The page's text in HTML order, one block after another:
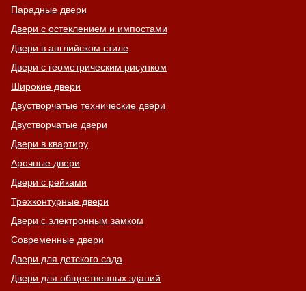
Парадные двери
Двери с остеклением и импостами
Двери в английском стиле
Двери с геометрическим рисунком
Широкие двери
Двустворчатые технические двери
Двустворчатые двери
Двери в квартиру
Арочные двери
Двери с рейками
Трехконтурные двери
Двери с электронным замком
Современные двери
Двери для детского сада
Двери для общественных зданий